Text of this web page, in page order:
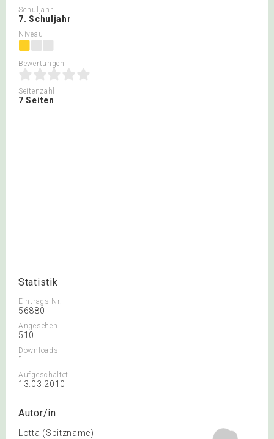
Schuljahr
7. Schuljahr
Niveau
Bewertungen
Seitenzahl
7 Seiten
Statistik
Eintrags-Nr.
56880
Angesehen
510
Downloads
1
Aufgeschaltet
13.03.2010
Autor/in
Lotta (Spitzname)